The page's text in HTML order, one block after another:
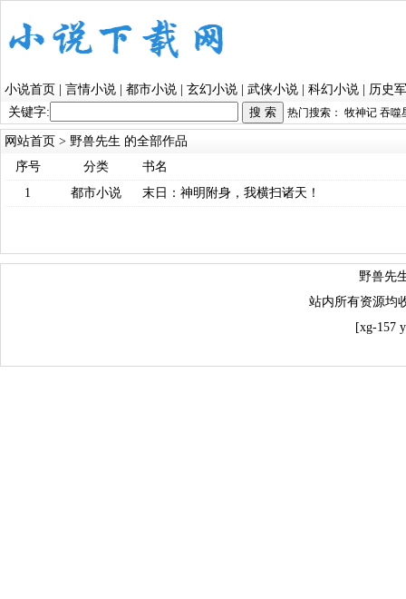
小说首页 言情小说 都市小说 玄幻小说 武侠小说 科幻小说
历史
关键字:
热门搜索： 牧神记 吞噬
网站首页 > 野兽先生 的全部作品
序号
分类
书名
1
都市小说 末日：神明附身，我横扫诸天！
野兽先
站内所有资源均
[xg-157